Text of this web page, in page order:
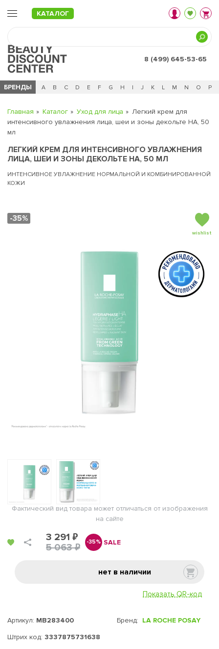
КАТАЛОГ
8 (499) 645-53-65
БРЕНДЫ
Ч 0 - 9 A B C D E F G H I J K L M N O P
Главная Каталог Уход для лица
Легкий крем для
интенсивного увлажнения лица, шеи и зоны декольте HA, 50
мл
ЛЕГКИЙ КРЕМ ДЛЯ ИНТЕНСИВНОГО УВЛАЖНЕНИЯ
ЛИЦА, ШЕИ И ЗОНЫ ДЕКОЛЬТЕ HA, 50 МЛ
ИНТЕНСИВНОЕ УВЛАЖНЕНИЕ НОРМАЛЬНОЙ И КОМБИНИРОВАННОЙ
КОЖИ
-35%
wishlist
Фактический вид товара может отличаться от изображения
на сайте
3 291 ₽
5 063 ₽
-35% SALE
нет в наличии
Показать QR-код
Артикул: MB283400
Штрих код: 3337875731638
Бренд: LA ROCHE POSAY